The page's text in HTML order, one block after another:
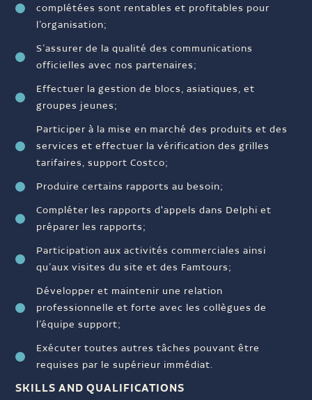
complétées sont rentables et profitables pour
l’organisation;
S’assurer de la qualité des communications
officielles avec nos partenaires;
Effectuer la gestion de blocs, asiatiques, et
groupes jeunes;
Participer à la mise en marché des produits et des
services et effectuer la vérification des grilles
tarifaires, support Costco;
Produire certains rapports au besoin;
Compléter les rapports d'appels dans Delphi et
préparer les rapports;
Participation aux activités commerciales ainsi
qu’aux visites du site et des Famtours;
Développer et maintenir une relation
professionnelle et forte avec les collègues de
l’équipe support;
Exécuter toutes autres tâches pouvant être
requises par le supérieur immédiat.
SKILLS AND QUALIFICATIONS